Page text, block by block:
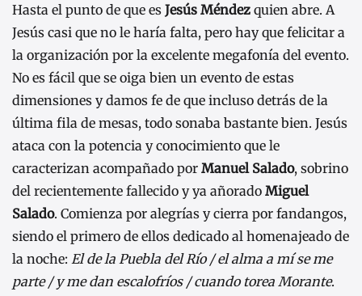
Hasta el punto de que es Jesús Méndez quien abre. A
Jesús casi que no le haría falta, pero hay que felicitar a
la organización por la excelente megafonía del evento.
No es fácil que se oiga bien un evento de estas
dimensiones y damos fe de que incluso detrás de la
última fila de mesas, todo sonaba bastante bien. Jesús
ataca con la potencia y conocimiento que le
caracterizan acompañado por Manuel Salado, sobrino
del recientemente fallecido y ya añorado Miguel
Salado. Comienza por alegrías y cierra por fandangos,
siendo el primero de ellos dedicado al homenajeado de
la noche: El de la Puebla del Río / el alma a mí se me
parte / y me dan escalofríos / cuando torea Morante.